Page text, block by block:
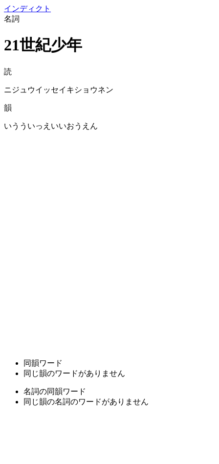
インディクト
名詞
21世紀少年
読
ニジュウイッセイキショウネン
韻
いうういっえいいおうえん
同韻ワード
同じ韻のワードがありません
名詞の同韻ワード
同じ韻の名詞のワードがありません